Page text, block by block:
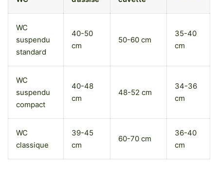
WC
suspendu
standard
40-50
cm
50-60 cm
35-40
cm
WC
suspendu
compact
40-48
cm
48-52 cm
34-36
cm
WC
classique
39-45
cm
60-70 cm
36-40
cm